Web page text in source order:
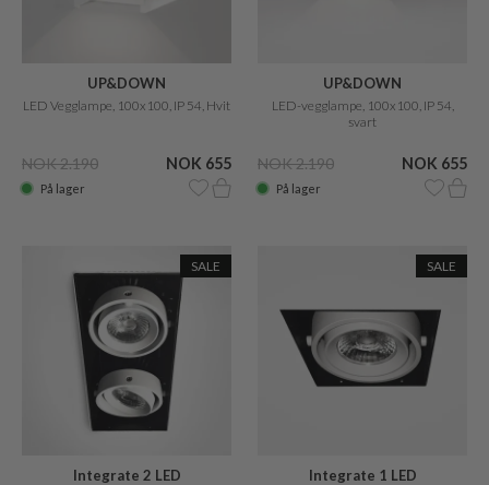
UP&DOWN
LED Vegglampe, 100x100, IP 54, Hvit
NOK 2.190 NOK 655
På lager
UP&DOWN
LED-vegglampe, 100x100, IP 54,
svart
NOK 2.190 NOK 655
På lager
SALE
Integrate 2 LED
SALE
Integrate 1 LED